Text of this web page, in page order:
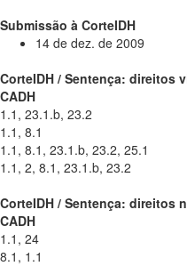
Submissão à CorteIDH
14 de dez. de 2009
CorteIDH / Sentença: direitos
CADH
1.1, 23.1.b, 23.2
1.1, 8.1
1.1, 8.1, 23.1.b, 23.2, 25.1
1.1, 2, 8.1, 23.1.b, 23.2
CorteIDH / Sentença: direitos
CADH
1.1, 24
8.1, 1.1